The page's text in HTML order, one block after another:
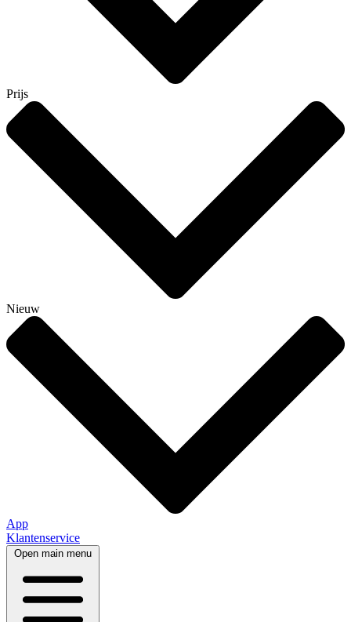
Prijs
Nieuw
App
Klantenservice
Open main menu